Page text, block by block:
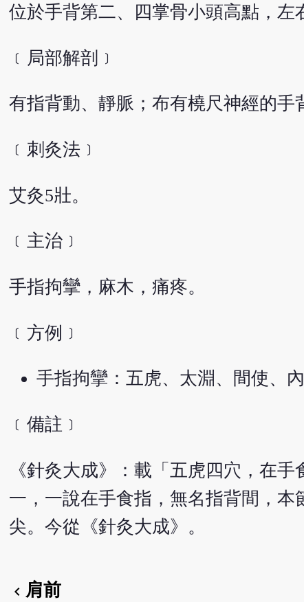
位於手背第二、四掌骨小頭高點，左
﹝局部解剖﹞
有指背動、靜脈；布有橈尺神經的手
﹝刺灸法﹞
艾灸5壯。
﹝主治﹞
手指拘攣，麻木，痛疼。
﹝方例﹞
手指拘攣：五虎、太淵、間使、內
﹝備註﹞
《針灸大成》：載「五虎四穴，在
一，一說在手食指，無名指背間，
尖。今從《針灸大成》。
chevron_left 肩前